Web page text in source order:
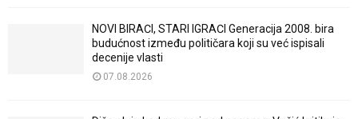
NOVI BIRAČI, STARI IGRAČI Generacija 2008. bira
budućnost između političara koji su već ispisali
decenije vlasti
07.08.2026